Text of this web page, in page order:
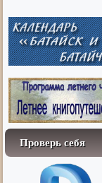
Проверь себя